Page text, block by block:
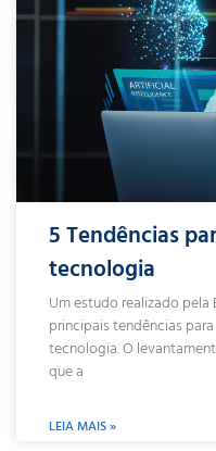
5 Tendências
tecnologia
Um estudo realizado pela
principais tendências
tecnologia. O
que a
LEIA MAIS »